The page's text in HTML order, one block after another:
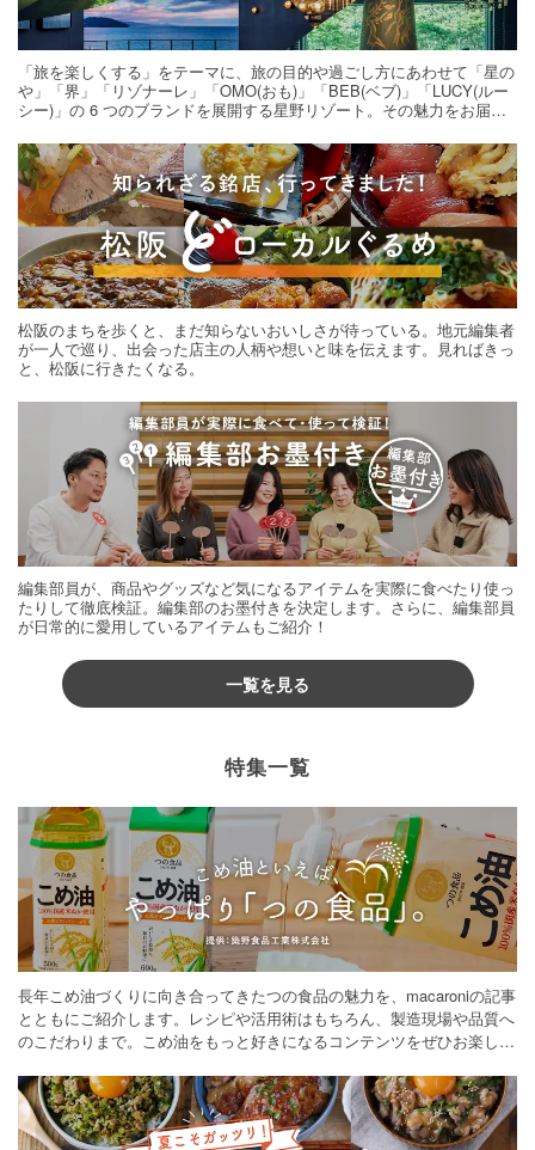
「旅を楽しくする」をテーマに、旅の目的や過ごし方にあわせて「星の
や」「界」「リゾナーレ」「OMO(おも)」「BEB(ベブ)」「LUCY(ルー
シー)」の 6 つのブランドを展開する星野リゾート。その魅力をお届け
松阪のまちを歩くと、まだ知らないおいしさが待っている。地元編集者
が一人で巡り、出会った店主の人柄や想いと味を伝えます。見ればきっ
と、松阪に行きたくなる。
編集部員が、商品やグッズなど気になるアイテムを実際に食べたり使っ
たりして徹底検証。編集部のお墨付きを決定します。さらに、編集部員
が日常的に愛用しているアイテムもご紹介！
一覧を見る
特集一覧
長年こめ油づくりに向き合ってきたつの食品の魅力を、macaroniの記事
とともにご紹介します。レシピや活用術はもちろん、製造現場や品質へ
のこだわりまで。こめ油をもっと好きになるコンテンツをぜひお楽しみ